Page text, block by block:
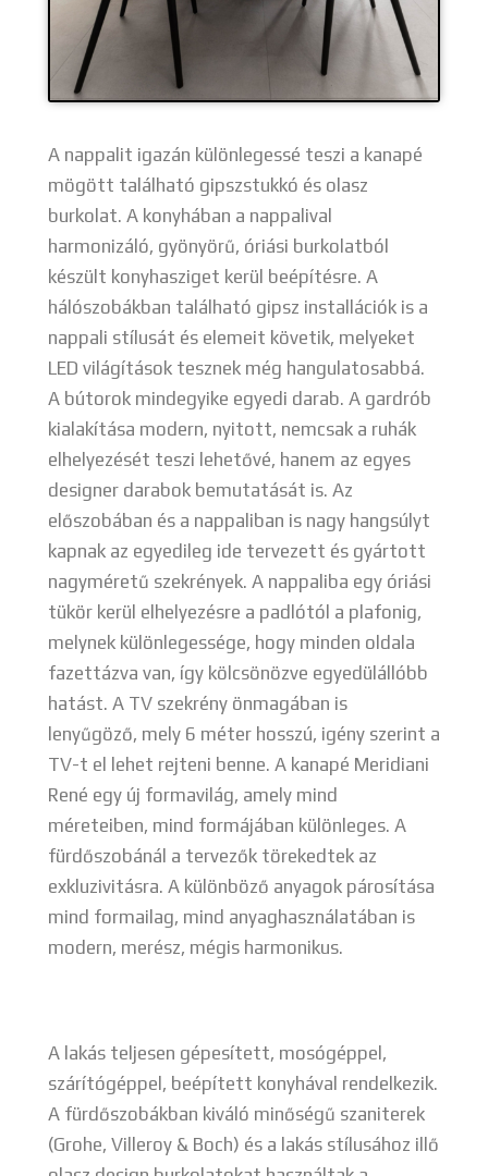
A nappalit igazán különlegessé teszi a kanapé
mögött található gipszstukkó és olasz
burkolat. A konyhában a nappalival
harmonizáló, gyönyörű, óriási burkolatból
készült konyhasziget kerül beépítésre. A
hálószobákban található gipsz installációk is a
nappali stílusát és elemeit követik, melyeket
LED világítások tesznek még hangulatosabbá.
A bútorok mindegyike egyedi darab. A gardrób
kialakítása modern, nyitott, nemcsak a ruhák
elhelyezését teszi lehetővé, hanem az egyes
designer darabok bemutatását is. Az
előszobában és a nappaliban is nagy hangsúlyt
kapnak az egyedileg ide tervezett és gyártott
nagyméretű szekrények. A nappaliba egy óriási
tükör kerül elhelyezésre a padlótól a plafonig,
melynek különlegessége, hogy minden oldala
fazettázva van, így kölcsönözve egyedülállóbb
hatást. A TV szekrény önmagában is
lenyűgöző, mely 6 méter hosszú, igény szerint a
TV-t el lehet rejteni benne. A kanapé Meridiani
René egy új formavilág, amely mind
méreteiben, mind formájában különleges. A
fürdőszobánál a tervezők törekedtek az
exkluzivitásra. A különböző anyagok párosítása
mind formailag, mind anyaghasználatában is
modern, merész, mégis harmonikus.
A lakás teljesen gépesített, mosógéppel,
szárítógéppel, beépített konyhával rendelkezik.
A fürdőszobákban kiváló minőségű szaniterek
(Grohe, Villeroy & Boch) és a lakás stílusához illő